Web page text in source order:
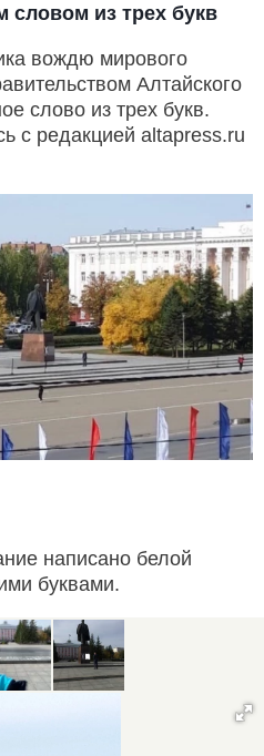
словом из трех букв
вождю мирового
Алтайского
слово из трех букв.
с редакцией altapress.ru
написано белой
буквами.